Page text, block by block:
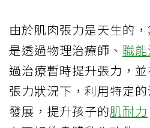
由於肌肉張力是天生的
是透過物理治療師、 職
過治療暫時提升張力，
張力狀況下，利用特定
發展，提升孩子的肌耐力